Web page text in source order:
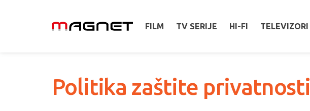
FILM TV SERIJE HI-FI TELEVIZORI
Politika zaštite privatnosti